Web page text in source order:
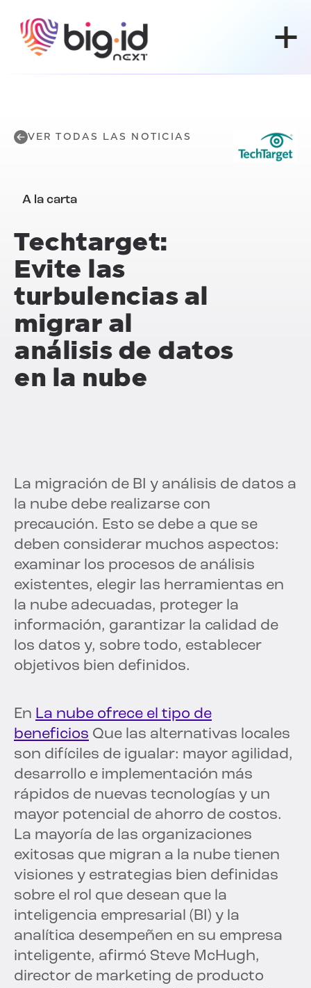
VER TODAS LAS NOTICIAS
A la carta
Techtarget:
Evite las
turbulencias al
migrar al
análisis de datos
en la nube
La migración de BI y análisis de datos a
la nube debe realizarse con
precaución. Esto se debe a que se
deben considerar muchos aspectos:
examinar los procesos de análisis
existentes, elegir las herramientas en
la nube adecuadas, proteger la
información, garantizar la calidad de
los datos y, sobre todo, establecer
objetivos bien definidos.
En La nube ofrece el tipo de
beneficios Que las alternativas locales
son difíciles de igualar: mayor agilidad,
desarrollo e implementación más
rápidos de nuevas tecnologías y un
mayor potencial de ahorro de costos.
La mayoría de las organizaciones
exitosas que migran a la nube tienen
visiones y estrategias bien definidas
sobre el rol que desean que la
inteligencia empresarial (BI) y la
analítica desempeñen en su empresa
inteligente, afirmó Steve McHugh,
director de marketing de producto